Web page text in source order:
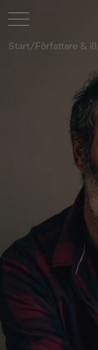
Start/Författare &